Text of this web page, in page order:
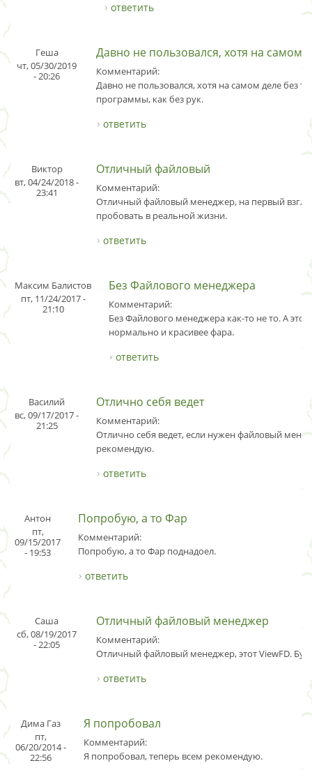
ответить
Геша
чт, 05/30/2019
- 20:26
Давно не пользовался, хотя на самом
Комментарий:
Давно не пользовался, хотя на самом деле без
программы, как без рук.
ответить
Виктор
вт, 04/24/2018 -
23:41
Отличный файловый
Комментарий:
Отличный файловый менеджер, на первый
пробовать в реальной жизни.
ответить
Максим Балистов
пт, 11/24/2017 -
21:10
Без Файлового менеджера
Комментарий:
Без Файлового менеджера как-то не то. А этот
нормально и красивее фара.
ответить
Василий
вс, 09/17/2017 -
21:25
Отлично себя ведет
Комментарий:
Отлично себя ведет, если нужен файловый
рекомендую.
ответить
Антон
пт,
09/15/2017
- 19:53
Попробую, а то Фар
Комментарий:
Попробую, а то Фар поднадоел.
ответить
Саша
сб, 08/19/2017
- 22:05
Отличный файловый менеджер
Комментарий:
Отличный файловый менеджер, этот ViewFD.
ответить
Дима Газ
пт,
06/20/2014 -
22:56
Я попробовал
Комментарий:
Я попробовал, теперь всем рекомендую.